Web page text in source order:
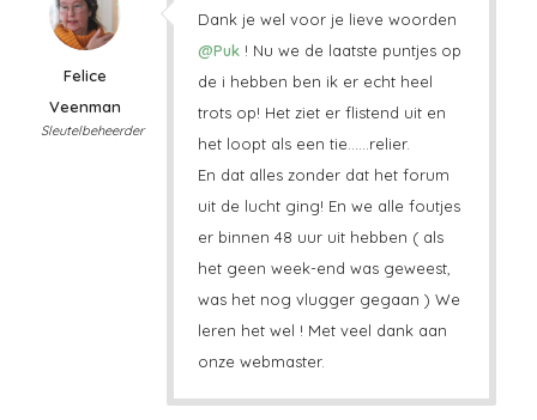
Felice
Veenman
Sleutelbeheerder
Dank je wel voor je lieve woorden
@Puk ! Nu we de laatste puntjes op
de i hebben ben ik er echt heel
trots op! Het ziet er flistend uit en
het loopt als een tie……relier.
En dat alles zonder dat het forum
uit de lucht ging! En we alle foutjes
er binnen 48 uur uit hebben ( als
het geen week-end was geweest,
was het nog vlugger gegaan ) We
leren het wel ! Met veel dank aan
onze webmaster.